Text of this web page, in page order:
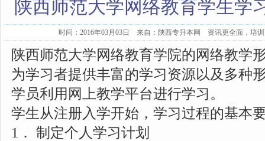
陕西师范大学网络教育学生学
时间：2016年03月03日 来自：陕西专升本网 资讯更全面，培
陕西师范大学网络教育学院的网络教学
为学习者提供丰富的学习资源以及多种
学员利用网上教学平台进行学习。
学生从注册入学开始，学习过程的基本
1． 制定个人学习计划